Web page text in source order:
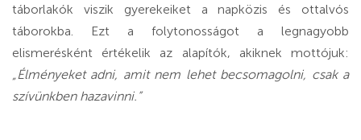
táborlakók viszik gyerekeiket a napközis és ottalvós
táborokba. Ezt a folytonosságot a legnagyobb
elismerésként értékelik az alapítók, akiknek mottójuk:
„Élményeket adni, amit nem lehet becsomagolni, csak a
szívünkben hazavinni.”